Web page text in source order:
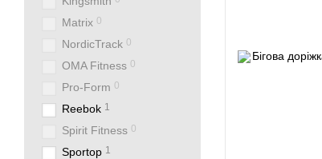
Matrix 0
NordicTrack 0
OMA Fitness 0
Pro-Form 0
Reebok 1
Spirit Fitness 0
Sportop 1